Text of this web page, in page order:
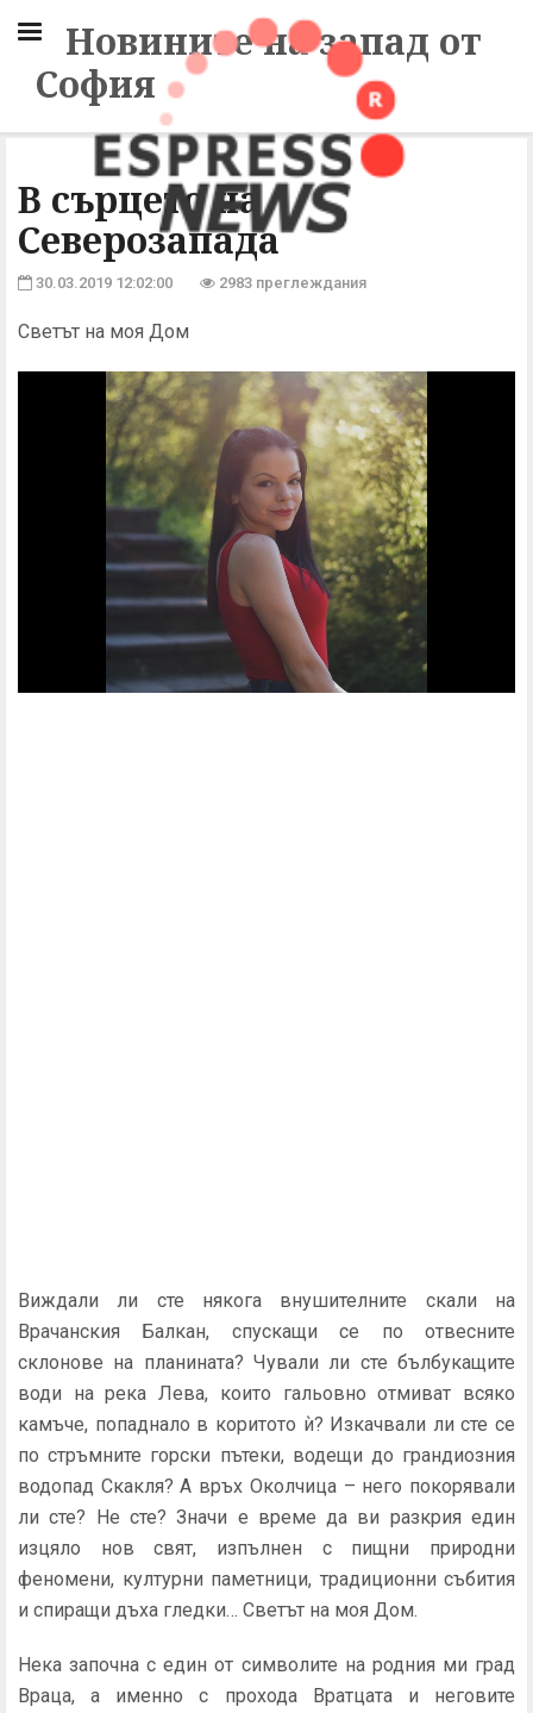
Новините на запад от
София
В сърцето на
Северозапада
30.03.2019 12:02:00 2983 преглеждания
Светът на моя Дом
Виждали ли сте някога внушителните скали на
Врачанския Балкан, спускащи се по отвесните
склонове на планината? Чували ли сте бълбукащите
води на река Лева, които гальовно отмиват всяко
камъче, попаднало в коритото ѝ? Изкачвали ли сте се
по стръмните горски пътеки, водещи до грандиозния
водопад Скакля? А връх Околчица – него покорявали
ли сте? Не сте? Значи е време да ви разкрия един
изцяло нов свят, изпълнен с пищни природни
феномени, културни паметници, традиционни събития
и спиращи дъха гледки… Светът на моя Дом.
Нека започна с един от символите на родния ми град
Враца, а именно с прохода Вратцата и неговите